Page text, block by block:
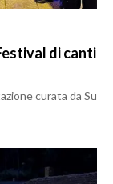
di canti
curata da Su